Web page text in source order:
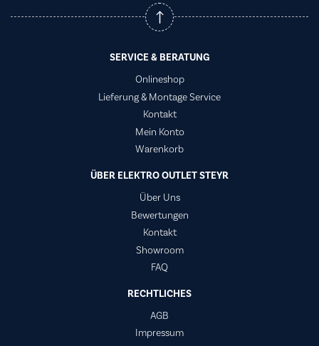
SERVICE & BERATUNG
Onlineshop
Lieferung & Montage Service
Kontakt
Mein Konto
Warenkorb
ÜBER ELEKTRO OUTLET STEYR
Über Uns
Bewertungen
Kontakt
Showroom
FAQ
RECHTLICHES
AGB
Impressum